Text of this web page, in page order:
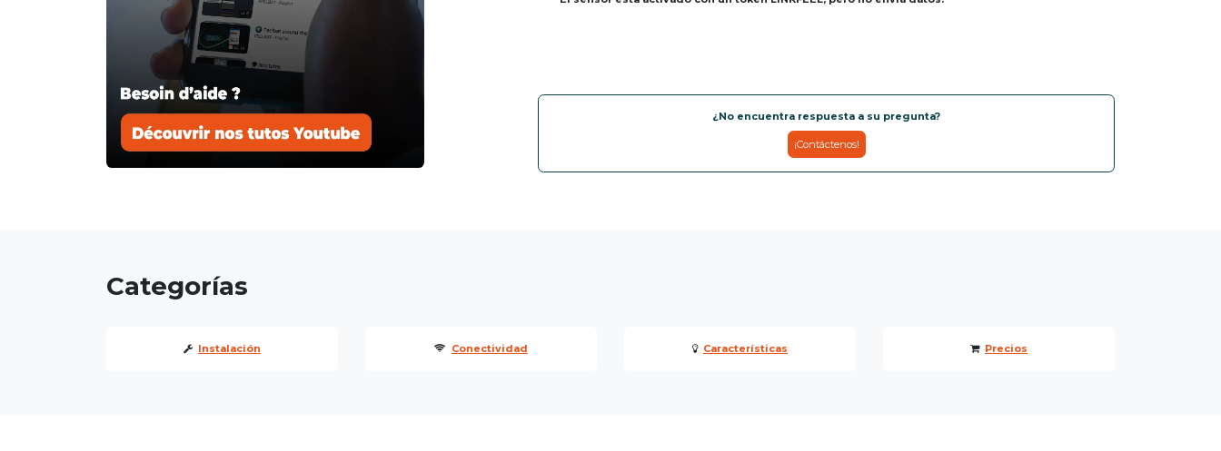
¿No encuentra respuesta a su pregunta?
¡Contáctenos!
Categorías
Instalación Conectividad Características Precios